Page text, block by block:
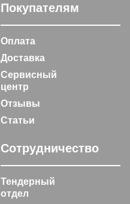
Покупателям
Оплата
Доставка
Сервисный
центр
Отзывы
Статьи
Сотрудничество
Тендерный
отдел